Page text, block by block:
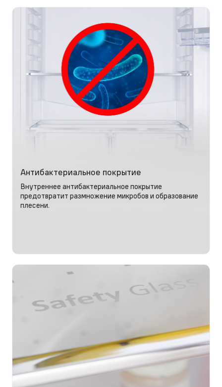
Антибактериальное покрытие
Внутреннее антибактериальное покрытие
предотвратит размножение микробов и образование
плесени.